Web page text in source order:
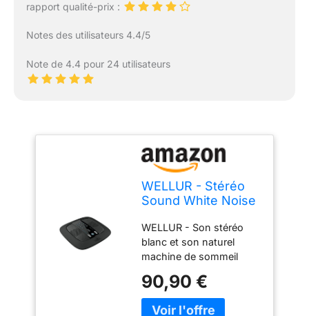
rapport qualité-prix :
Notes des utilisateurs 4.4/5
Note de 4.4 pour 24 utilisateurs
WELLUR - Stéréo
Sound White Noise
Sleep Machine avec
musique relaxante
pour spa Double
haut-parleurs
intégrés et prise
casque 3,5 mm,
WELLUR - Son stéréo
blanc et son naturel
machine de sommeil
de spa. Pour un sommeil
amélioré, une
90,90 €